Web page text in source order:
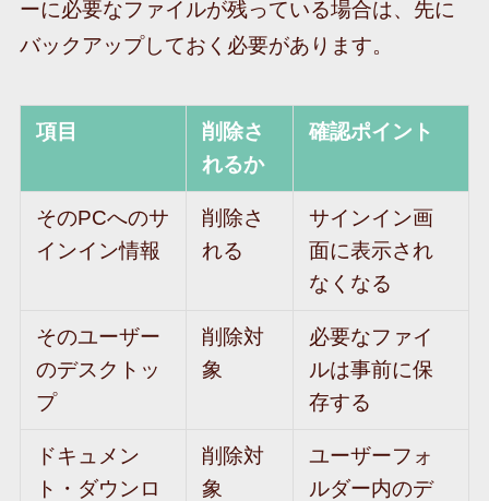
ーに必要なファイルが残っている場合は、先に
バックアップしておく必要があります。
項目
削除さ
れるか
確認ポイント
そのPCへのサ
インイン情報
削除さ
れる
サインイン画
面に表示され
なくなる
そのユーザー
のデスクトッ
プ
削除対
象
必要なファイ
ルは事前に保
存する
ドキュメン
ト・ダウンロ
削除対
象
ユーザーフォ
ルダー内のデ